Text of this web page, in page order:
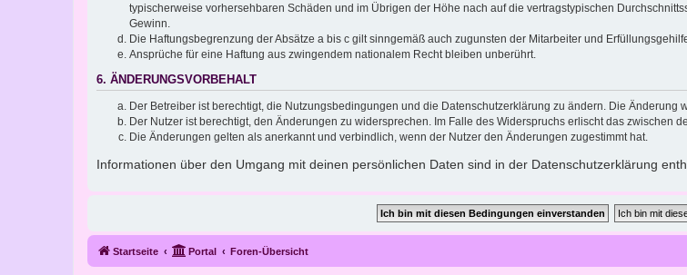
typischerweise vorhersehbaren Schäden und im Übrigen der Höhe nach auf die vertragstypischen
Gewinn.
Die Haftungsbegrenzung der Absätze a bis c gilt sinngemäß auch zugunsten der Mitarbeiter und
Ansprüche für eine Haftung aus zwingendem nationalem Recht bleiben unberührt.
6. ÄNDERUNGSVORBEHALT
Der Betreiber ist berechtigt, die Nutzungsbedingungen und die Datenschutzerklärung zu ändern. Die Änderung
Der Nutzer ist berechtigt, den Änderungen zu widersprechen. Im Falle des Widerspruchs erlischt das zwischen
Die Änderungen gelten als anerkannt und verbindlich, wenn der Nutzer den Änderungen zugestimmt hat.
Informationen über den Umgang mit deinen persönlichen Daten sind in der Datenschutzerklärung
Startseite Portal Foren-Übersicht